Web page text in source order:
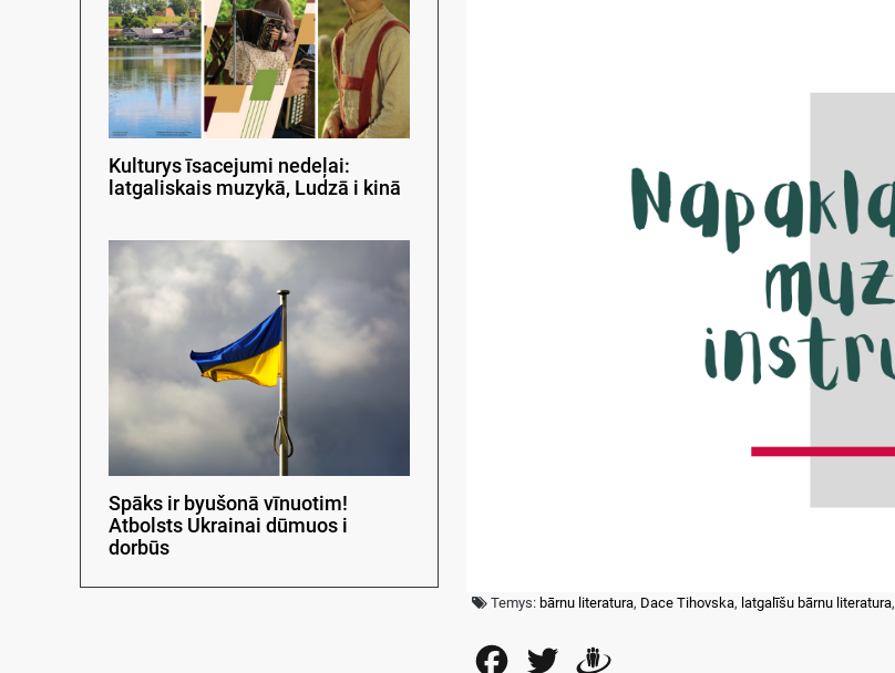
Kulturys īsacejumi nedeļai:
latgaliskais muzykā, Ludzā i kinā
Spāks ir byušonā vīnuotim!
Atbolsts Ukrainai dūmuos i
dorbūs
Temys: bārnu literatura, Dace Tihovska, latgalīšu bārnu literatura,
FacebookTwitter